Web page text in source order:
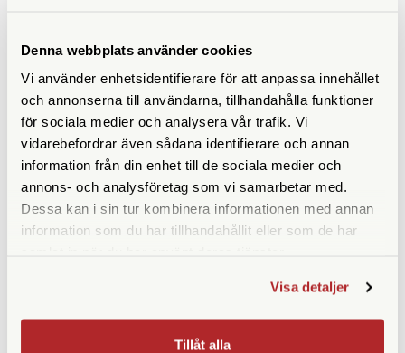
Denna webbplats använder cookies
Vi använder enhetsidentifierare för att anpassa innehållet
och annonserna till användarna, tillhandahålla funktioner
för sociala medier och analysera vår trafik. Vi
vidarebefordrar även sådana identifierare och annan
information från din enhet till de sociala medier och
annons- och analysföretag som vi samarbetar med.
Dessa kan i sin tur kombinera informationen med annan
information som du har tillhandahållit eller som de har
Visa detaljer
Tillåt alla
Prismatyp Porroprisma
Ögonavstånd/Eye relief
(mm)
15,8
Vridbara ögonmusslor Ja
Vikt (g) 355
10 år